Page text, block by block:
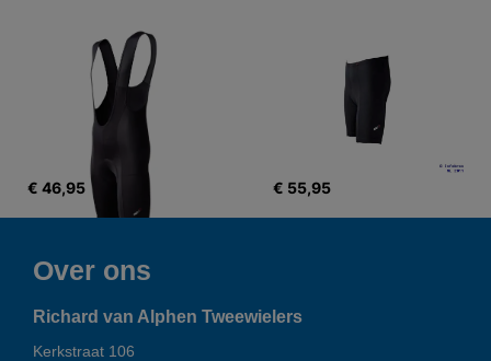
€ 46,95 € 55,95
Over ons
Richard van Alphen Tweewielers
Kerkstraat 106